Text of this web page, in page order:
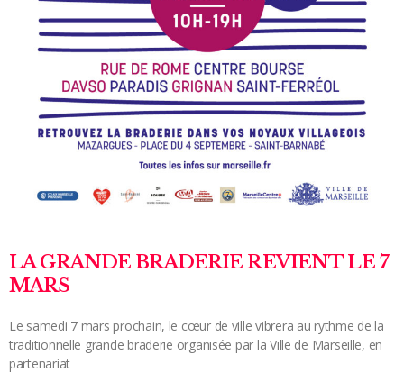
LA GRANDE BRADERIE REVIENT LE 7
MARS
Le samedi 7 mars prochain, le cœur de ville vibrera au rythme de la
traditionnelle grande braderie organisée par la Ville de Marseille, en
partenariat